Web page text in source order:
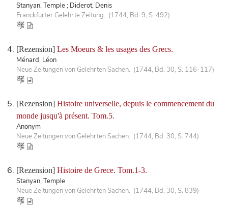
Stanyan, Temple ; Diderot, Denis
Franckfurter Gelehrte Zeitung. (1744, Bd. 9, S. 492)
[Rezension] Les Moeurs & les usages des Grecs.
Ménard, Léon
Neue Zeitungen von Gelehrten Sachen. (1744, Bd. 30, S. 116-117)
[Rezension] Histoire universelle, depuis le commencement du
monde jusqu'à présent. Tom.5.
Anonym
Neue Zeitungen von Gelehrten Sachen. (1744, Bd. 30, S. 744)
[Rezension] Histoire de Grece. Tom.1-3.
Stanyan, Temple
Neue Zeitungen von Gelehrten Sachen. (1744, Bd. 30, S. 839)